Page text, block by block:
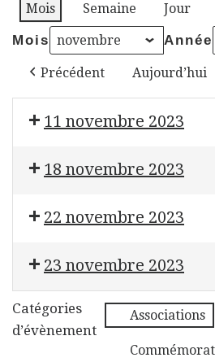
Mois Semaine Jour
Mois Année
Précédent Aujourd’hui
11 novembre 2023
18 novembre 2023
22 novembre 2023
23 novembre 2023
Catégories
d’évènement
Associations